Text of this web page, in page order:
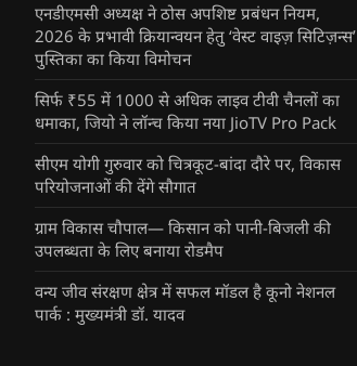
एनडीएमसी अध्यक्ष ने ठोस अपशिष्ट प्रबंधन नियम,
2026 के प्रभावी क्रियान्वयन हेतु ‘वेस्ट वाइज़ सिटिज़न्स’
पुस्तिका का किया विमोचन
सिर्फ ₹55 में 1000 से अधिक लाइव टीवी चैनलों का
धमाका, जियो ने लॉन्च किया नया JioTV Pro Pack
सीएम योगी गुरुवार को चित्रकूट-बांदा दौरे पर, विकास
परियोजनाओं की देंगे सौगात
ग्राम विकास चौपाल— किसान को पानी-बिजली की
उपलब्धता के लिए बनाया रोडमैप
वन्य जीव संरक्षण क्षेत्र में सफल मॉडल है कूनो नेशनल
पार्क : मुख्यमंत्री डॉ. यादव